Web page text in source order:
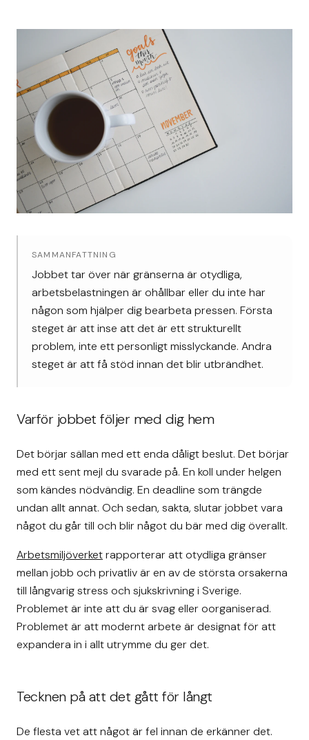
SAMMANFATTNING
Jobbet tar över när gränserna är otydliga,
arbetsbelastningen är ohållbar eller du inte har
någon som hjälper dig bearbeta pressen. Första
steget är att inse att det är ett strukturellt
problem, inte ett personligt misslyckande. Andra
steget är att få stöd innan det blir utbrändhet.
Varför jobbet följer med dig hem
Det börjar sällan med ett enda dåligt beslut. Det börjar
med ett sent mejl du svarade på. En koll under helgen
som kändes nödvändig. En deadline som trängde
undan allt annat. Och sedan, sakta, slutar jobbet vara
något du går till och blir något du bär med dig överallt.
Arbetsmiljöverketrapporterar att otydliga gränser
mellan jobb och privatliv är en av de största orsakerna
till långvarig stress och sjukskrivning i Sverige.
Problemet är inte att du är svag eller oorganiserad.
Problemet är att modernt arbete är designat för att
expandera in i allt utrymme du ger det.
Tecknen på att det gått för långt
De flesta vet att något är fel innan de erkänner det.